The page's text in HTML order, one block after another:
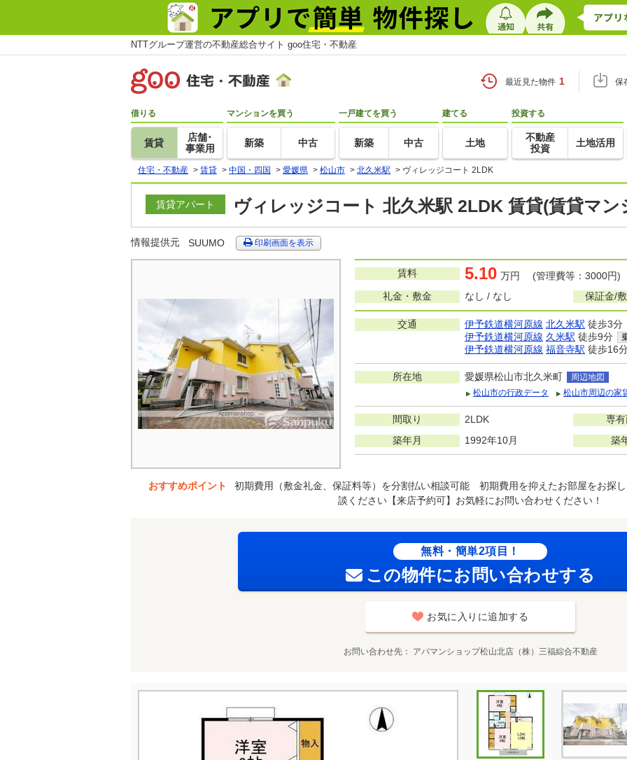
NTTグループ運営の不動産総合サイト goo住宅・不動産
最近見た物件 1 保
借りる
賃貸
店舗･
事業用
マンションを買う
新築 中古
一戸建てを買う
新築 中古
建てる
土地
投資する
不動産
投資
土地活用
住宅・不動産 > 賃貸 > 中国・四国 > 愛媛県 > 松山市 > 北久米駅 > ヴィレッジコート 2LDK
賃貸アパート ヴィレッジコート 北久米駅 2LDK 賃貸(賃貸マ
情報提供元 SUUMO 印刷画面を表示
賃料 5.10 万円 (管理費等：3000円)
礼金・敷金
なし / なし 保証金/
交通 伊予鉄道横河原線 北久米駅 徒歩3分
伊予鉄道横河原線 久米駅 徒歩9分
伊予鉄道横河原線 福音寺駅 徒歩16
所在地 愛媛県松山市北久米町
周辺地図
松山市の行政データ
松山市周辺の家
間取り 2LDK
専
築年月
1992年10月 築
おすすめポイント
初期費用（敷金礼金、保証料等）を分割払い相談可能 初期費用を抑えたお部屋をお探
談ください【来店予約可】お気軽にお問い合わせください！
無料・簡単2項目！
この物件にお問い合わせする
お気に入りに追加する
お問い合わせ先 アパマンショップ松山北店（株）三福綜合不動産